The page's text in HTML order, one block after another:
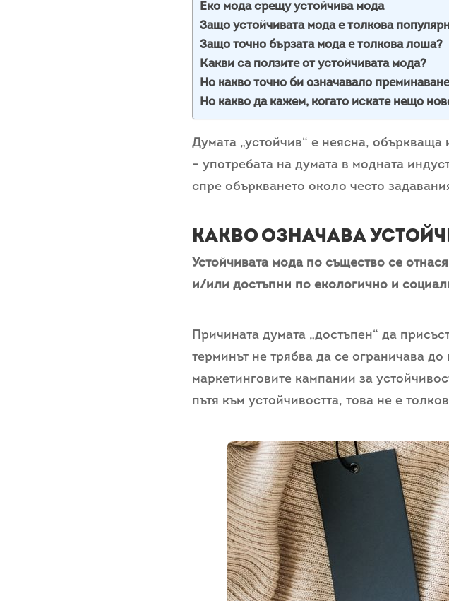
Еко мода срещу устойчива мода
Защо устойчивата мода е толкова
Защо точно бързата мода е толкова лоша?
Какви са ползите от устойчивата мода?
Но какво точно би означавало
Но какво да кажем, когато искате нещо
Думата „устойчив“ е неясна,
– употребата на думата в модната
спре объркването около често
Какво означава
Устойчивата мода по същество се
и/или достъпни по екологично и
Причината думата „достъпен“ да
терминът не трябва да се ограничава
маркетинговите кампании за
пътя към устойчивостта, това не е